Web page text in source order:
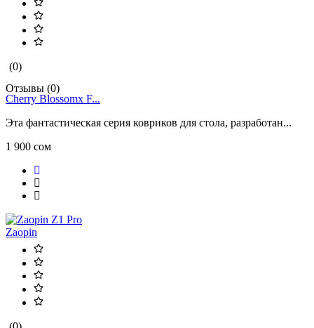
(0)
Отзывы (0)
Cherry Blossomx F...
Эта фантастическая серия ковриков для стола, разработан...
1 900 сом
Zaopin